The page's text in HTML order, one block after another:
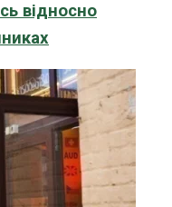
відносно